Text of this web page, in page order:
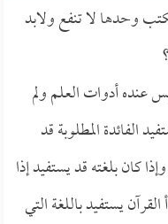
وحدها لا تنفع ولابد
عنده أدوات العلم ولم
الفائدة المطلوبة قد
كان بلغته قد يستفيد إذا
يستفيد باللغة التي